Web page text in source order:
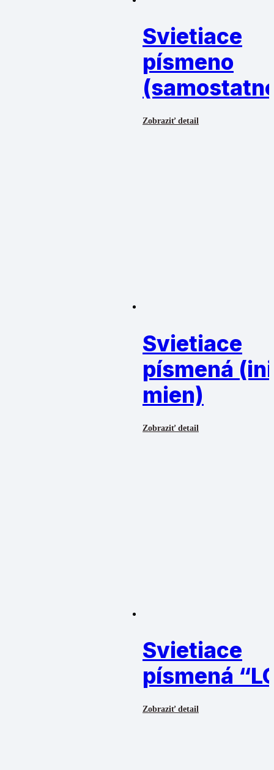
Svietiace
písmeno
Zobraziť detail
Svietiace
písmená
mien)
Zobraziť detail
Svietiace
písmená
Zobraziť detail